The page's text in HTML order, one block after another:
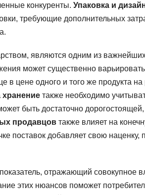
конкуренты. Упаковка и
требующие дополнительных
являются одним из
может существенно
в цене одного и того же продукта
хранение также необходимо
быть достаточно
продавцов также влияет на
поставок добавляет свою наценку,
отражающий совокупное
этих нюансов поможет